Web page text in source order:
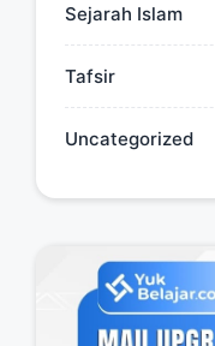
Sejarah Islam
Tafsir
Uncategorized